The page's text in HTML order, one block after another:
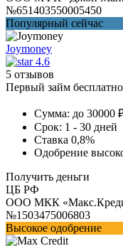
№651403550005450
Популярный сейчас
Joymoney
4.6
5 отзывов
Первый займ бесплатно
Сумма: до 30000
Срок: 1 - 30 дней
Ставка 0,8%
Одобрение
Получить деньги
ЦБ РФ
ООО МКК
№1503475006803
Высокое одобрение